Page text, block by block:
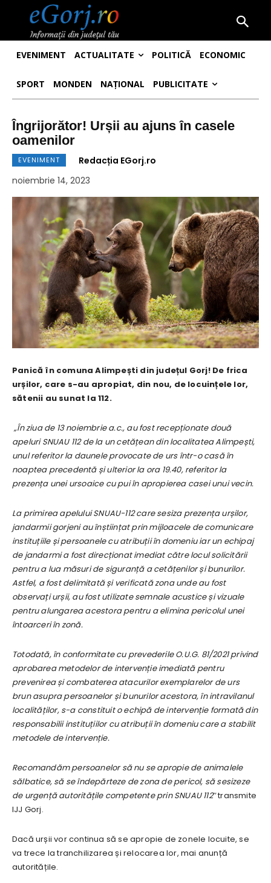
EVENIMENT ACTUALITATE POLITICĂ ECONOMIC
SPORT MONDEN NAȚIONAL PUBLICITATE
Îngrijorător! Urșii au ajuns în casele
oamenilor
EVENIMENT
Redacția EGorj.ro
noiembrie 14, 2023
Panică în comuna Alimpești din județul Gorj! De frica
urșilor, care s-au apropiat, din nou, de locuințele lor,
sătenii au sunat la 112.
„În ziua de 13 noiembrie a.c., au fost recepționate două
apeluri SNUAU 112 de la un cetățean din localitatea Alimpești,
unul referitor la daunele provocate de urs într-o casă în
noaptea precedentă și ulterior la ora 19.40, referitor la
prezența unei ursoaice cu pui în apropierea casei unui vecin.
La primirea apelului SNUAU-112 care sesiza prezența urșilor,
jandarmii gorjeni au înștiințat prin mijloacele de comunicare
instituțiile și persoanele cu atribuții în domeniu iar un echipaj
de jandarmi a fost direcționat imediat către locul solicitării
pentru a lua măsuri de siguranță a cetățenilor și bunurilor.
Astfel, a fost delimitată și verificată zona unde au fost
observați urșii, au fost utilizate semnale acustice și vizuale
pentru alungarea acestora pentru a elimina pericolul unei
întoarceri în zonă.
Totodată, în conformitate cu prevederile O.U.G. 81/2021 privind
aprobarea metodelor de intervenție imediată pentru
prevenirea și combaterea atacurilor exemplarelor de urs
brun asupra persoanelor și bunurilor acestora, în intravilanul
localităților, s-a constituit o echipă de intervenție formată din
responsabilii instituțiilor cu atribuții în domeniu care a stabilit
metodele de intervenție.
Recomandăm persoanelor să nu se apropie de animalele
sălbatice, să se îndepărteze de zona de pericol, să sesizeze
de urgență autoritățile competente prin SNUAU 112″transmite
IJJ Gorj.
Dacă urșii vor continua să se apropie de zonele locuite, se
va trece la tranchilizarea și relocarea lor, mai anunță
autoritățile.